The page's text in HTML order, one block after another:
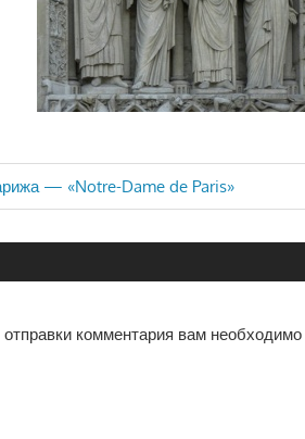
— «Notre-Dame de Paris»
комментария вам необходимо